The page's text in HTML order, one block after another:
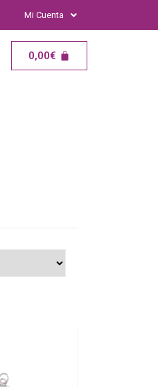
Mi Cuenta
0,00€